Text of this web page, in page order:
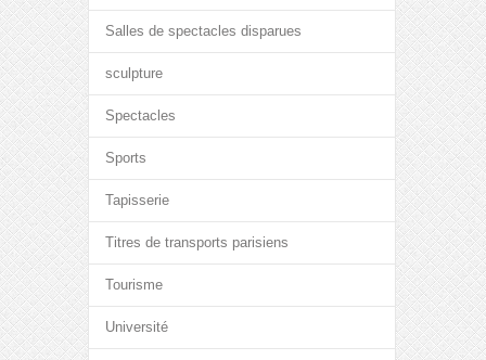
Salles de spectacles disparues
sculpture
Spectacles
Sports
Tapisserie
Titres de transports parisiens
Tourisme
Université